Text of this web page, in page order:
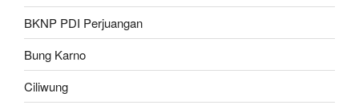
BKNP PDI Perjuangan
Bung Karno
Ciliwung